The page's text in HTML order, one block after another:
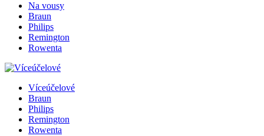
Na vousy
Braun
Philips
Remington
Rowenta
Víceúčelové
Braun
Philips
Remington
Rowenta